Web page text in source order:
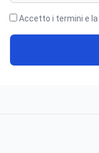
Accetto i termini e la